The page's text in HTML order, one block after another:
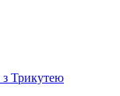
з Трикутею